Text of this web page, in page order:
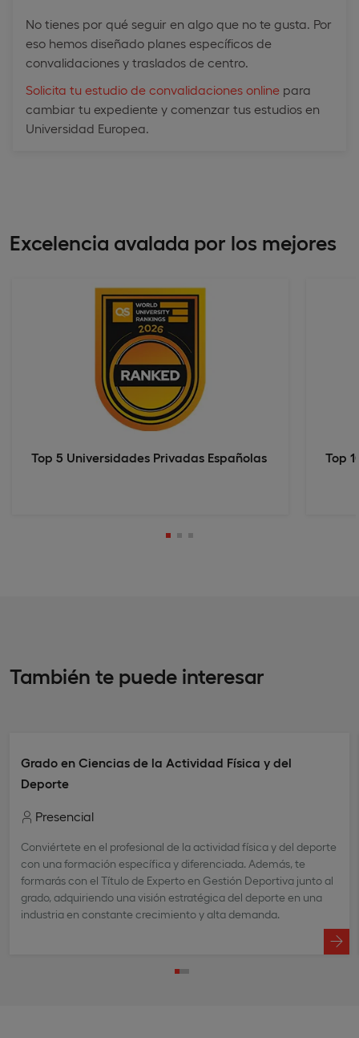
No tienes por qué seguir en algo que no te gusta. Por
eso hemos diseñado planes específicos de
convalidaciones y traslados de centro.
Solicita tu estudio de convalidaciones online para
cambiar tu expediente y comenzar tus estudios en
Universidad Europea.
Excelencia avalada por los mejores
Top 5 Universidades Privadas Españolas Top
También te puede interesar
Grado en Ciencias de la Actividad Física y del
Deporte
Presencial
Conviértete en el profesional de la actividad física y del deporte
con una formación específica y diferenciada. Además, te
formarás con el Título de Experto en Gestión Deportiva junto al
grado, adquiriendo una visión estratégica del deporte en una
industria en constante crecimiento y alta demanda.